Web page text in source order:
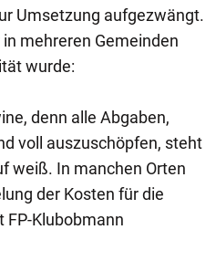
Umsetzung aufgezwängt.
mehreren Gemeinden
wurde:
denn alle Abgaben,
voll auszuschöpfen, steht
weiß. In manchen Orten
der Kosten für die
FP-Klubobmann